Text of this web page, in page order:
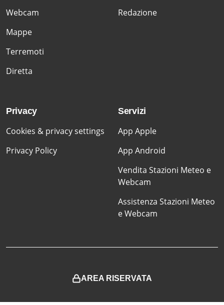
Webcam
Mappe
Terremoti
Diretta
Redazione
Privacy
Cookies & privacy settings
Privacy Policy
Servizi
App Apple
App Android
Vendita Stazioni Meteo e
Webcam
Assistenza Stazioni Meteo
e Webcam
AREA RISERVATA